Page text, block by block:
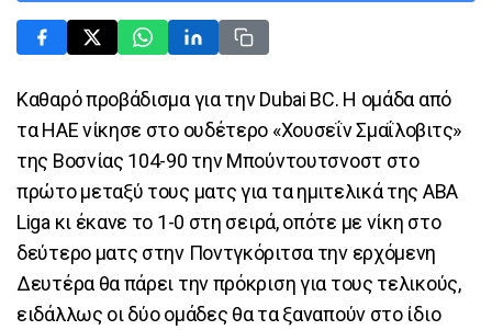
Καθαρό προβάδισμα για την Dubai BC. Η ομάδα από
τα ΗΑΕ νίκησε στο ουδέτερο «Χουσεΐν Σμαΐλοβιτς»
της Βοσνίας 104-90 την Μπούντουτσνοστ στο
πρώτο μεταξύ τους ματς για τα ημιτελικά της ABA
Liga κι έκανε το 1-0 στη σειρά, οπότε με νίκη στο
δεύτερο ματς στην Ποντγκόριτσα την ερχόμενη
Δευτέρα θα πάρει την πρόκριση για τους τελικούς,
ειδάλλως οι δύο ομάδες θα τα ξαναπούν στο ίδιο